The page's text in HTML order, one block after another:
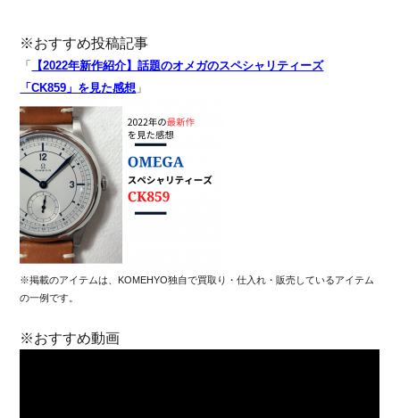
※おすすめ投稿記事
「
【2022年新作紹介】話題のオメガのスペシャリティーズ
「CK859」を見た感想 」
※掲載のアイテムは、KOMEHYO独自で買取り・仕入れ・販売しているアイテム
の一例です。
※おすすめ動画